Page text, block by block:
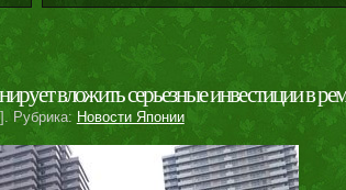
вложить серьезные инвестиции в
Рубрика: Новости Японии